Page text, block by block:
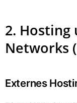
2.
Networks
Externes